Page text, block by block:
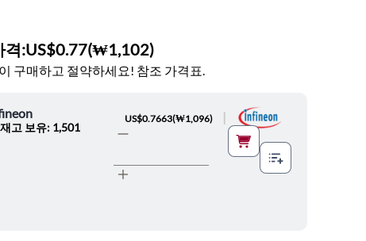
격:US$0.77(₩1,102)
구매하고 절약하세요! 참조 가격표.
재고 보유: 1,501
US$0.7663(₩1,096)